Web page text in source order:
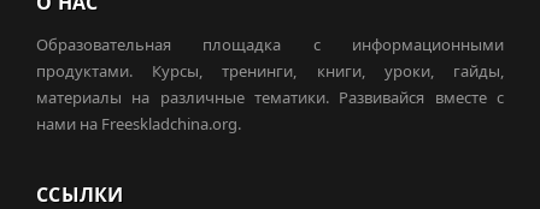
Образовательная площадка с информационными
продуктами. Курсы, тренинги, книги, уроки, гайды,
материалы на различные тематики. Развивайся вместе с
нами на Freeskladchina.org.
ССЫЛКИ